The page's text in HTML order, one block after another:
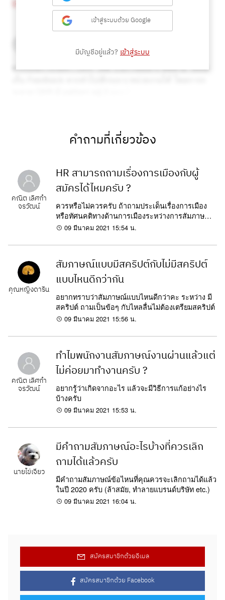
เข้าสู่ระบบด้วย Google
มีบัญชีอยู่แล้ว? เข้าสู่ระบบ
คำถามที่เกี่ยวข้อง
คณิต เลิศกำ
จรวัฒน์
HR สามารถถามเรื่องการเมืองกับผู้
สมัครได้ไหมครับ ?
ควรหรือไม่ควรครับ ถ้าถามประเด็นเรื่องการเมือง
หรือทัศนคติทางด้านการเมืองระหว่างการสัมภาษณ์
ครับ09 มีนาคม 2021 15:54 น.
คุณหญิงดาริน
สัมภาษณ์แบบมีสคริปต์กับไม่มีสคริปต์
แบบไหนดีกว่ากัน
อยากทราบว่าสัมภาษณ์แบบไหนดีกว่าคะ ระหว่าง มี
สคริปต์ ถามเป็นข้อๆ กับไหลลื่นไม่ต้องเตรียมสคริปต์
09 มีนาคม 2021 15:56 น.
คณิต เลิศกำ
จรวัฒน์
ทำไมพนักงานสัมภาษณ์งานผ่านแล้วแต่
ไม่ค่อยมาทำงานครับ ?
อยากรู้ว่าเกิดจากอะไร แล้วจะมีวิธีการแก้อย่างไร
บ้างครับ
09 มีนาคม 2021 15:53 น.
นายไข่เจียว
มีคำถามสัมภาษณ์อะไรบ้างที่ควรเลิก
ถามได้แล้วครับ
มีคำถามสัมภาษณ์ข้อไหนที่คุณควรจะเลิกถามได้แล้ว
ในปี 2020 ครับ (ล้าสมัย, ทำลายแบรนด์บริษัท etc.)
09 มีนาคม 2021 16:04 น.
สมัครสมาชิกด้วยอีเมล
สมัครสมาชิกด้วย Facebook